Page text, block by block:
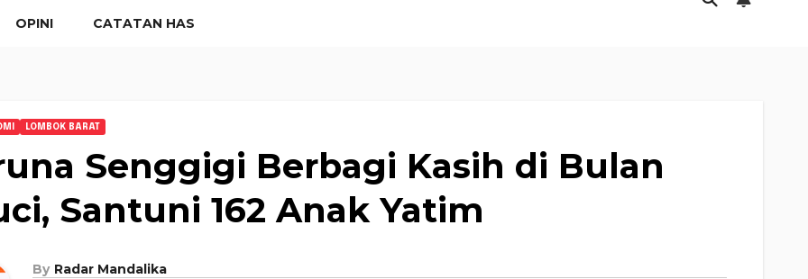
OPINI CATATAN HAS
LOMBOK BARAT
Senggigi Berbagi Kasih di Bulan
Santuni 162 Anak Yatim
By Radar Mandalika